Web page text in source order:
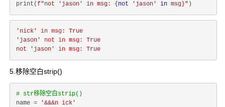
print(f"not 'jason' in msg: { not 'jason' in msg}"
'nick' in msg:
True
'jason'
not in msg:
True
not
'jason' in msg: True
5.移除空白strip()
# str移除空白strip()
name =
'&&&n ick'